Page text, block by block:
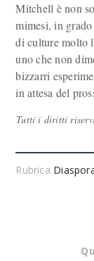
Mitchell è non
mimesi, in
di culture molto
uno che non
bizzarri
in attesa del
Tutti i diritti
Rubrica